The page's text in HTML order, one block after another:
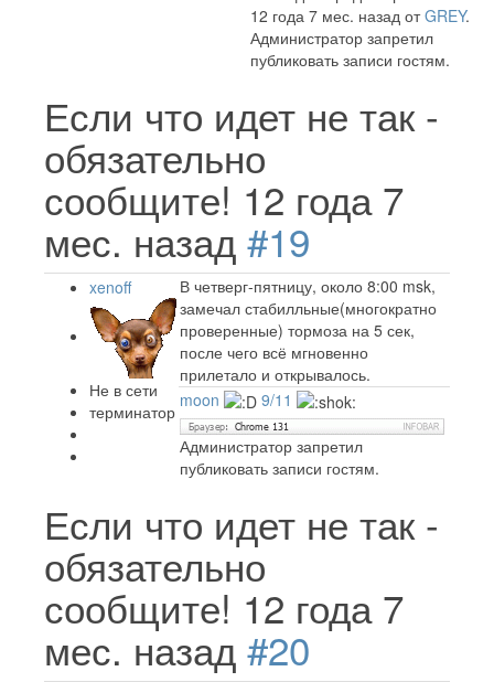
12 года 7 мес. назад отGREY.
Администратор запретил
публиковать записи гостям.
Если что идет не так -
обязательно
сообщите! 12 года 7
мес. назад #19
xenoff
Не в сети
терминатор
В четверг-пятницу, около 8:00 msk,
замечал стабилльные(многократно
проверенные) тормоза на 5 сек,
после чего всё мгновенно
прилетало и открывалось.
moon
9/11
Администратор запретил
публиковать записи гостям.
Если что идет не так -
обязательно
сообщите! 12 года 7
мес. назад #20